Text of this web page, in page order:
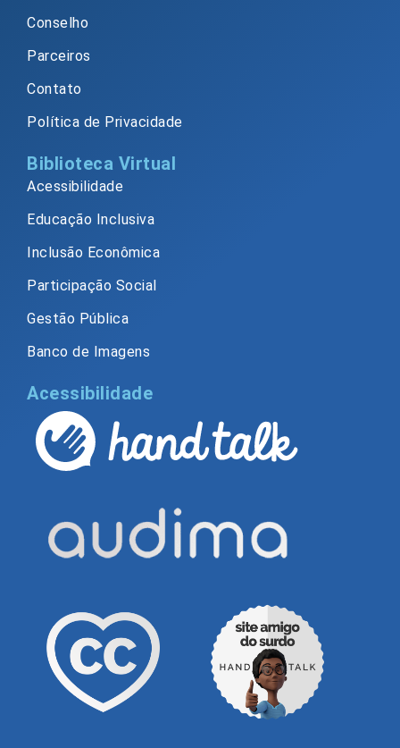
Conselho
Parceiros
Contato
Política de Privacidade
Biblioteca Virtual
Acessibilidade
Educação Inclusiva
Inclusão Econômica
Participação Social
Gestão Pública
Banco de Imagens
Acessibilidade